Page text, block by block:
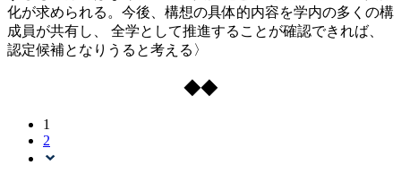
化が求められる。今後、構想の具体的内容を学内の多くの構
成員が共有し、 全学として推進することが確認できれば、
認定候補となりうると考える〉
◆◆
1
2